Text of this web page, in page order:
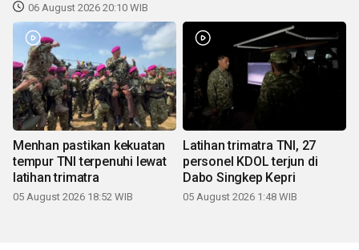
06 August 2026 20:10 WIB
Menhan pastikan kekuatan
tempur TNI terpenuhi lewat
latihan trimatra
05 August 2026 18:52 WIB
Latihan trimatra TNI, 27
personel KDOL terjun di
Dabo Singkep Kepri
05 August 2026 1:48 WIB